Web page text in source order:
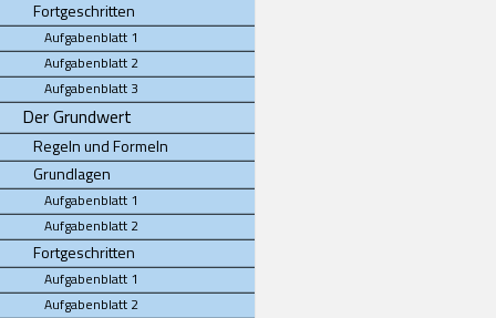
Fortgeschritten
Aufgabenblatt 1
Aufgabenblatt 2
Aufgabenblatt 3
Der Grundwert
Regeln und Formeln
Grundlagen
Aufgabenblatt 1
Aufgabenblatt 2
Fortgeschritten
Aufgabenblatt 1
Aufgabenblatt 2